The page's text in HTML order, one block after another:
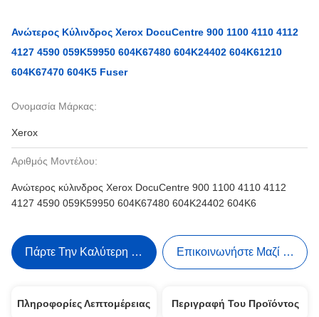
Ανώτερος Κύλινδρος Xerox DocuCentre 900 1100 4110 4112
4127 4590 059K59950 604K67480 604K24402 604K61210
604K67470 604K5 Fuser
Ονομασία Μάρκας:
Xerox
Αριθμός Μοντέλου:
Ανώτερος κύλινδρος Xerox DocuCentre 900 1100 4110 4112
4127 4590 059K59950 604K67480 604K24402 604K6
Πάρτε Την Καλύτερη Τιμή Επικοινωνήστε Μαζί Μας
Πληροφορίες Λεπτομέρειας Περιγραφή Του Προϊόντος